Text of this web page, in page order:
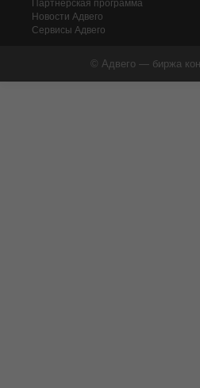
Партнерская программа
Новости Адвего
Сервисы Адвего
© Адвего — биржа